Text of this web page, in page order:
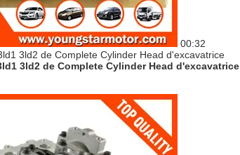
00:32
3ld2 de Complete Cylinder Head d'excavatrice